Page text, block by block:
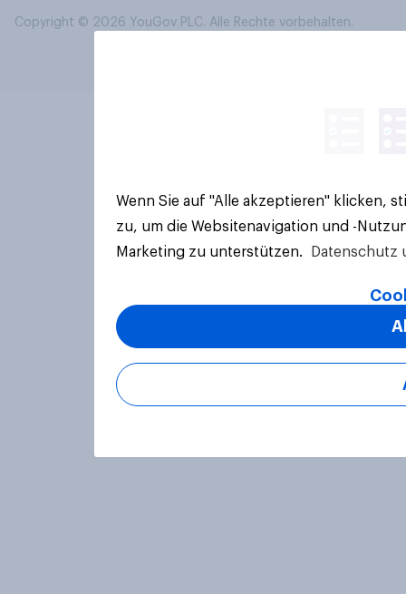
Copyright © 2026 YouGov PLC. Alle Rechte vorbehalten.
Wenn Sie auf "Alle akzeptieren" klicken,
zu, um die Websitenavigation und -
Marketing zu unterstützen.
Datenschutz